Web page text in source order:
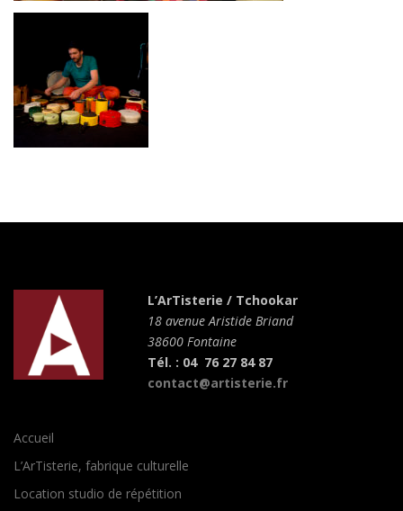
L’ArTisterie / Tchookar
18 avenue Aristide Briand
38600 Fontaine
Tél. : 04 76 27 84 87
contact@artisterie.fr
Accueil
L’ArTisterie, fabrique culturelle
Location studio de répétition